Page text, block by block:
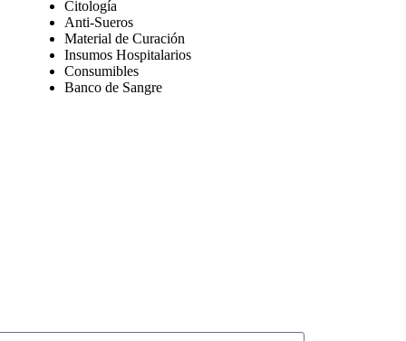
Citología
Anti-Sueros
Material de Curación
Insumos Hospitalarios
Consumibles
Banco de Sangre